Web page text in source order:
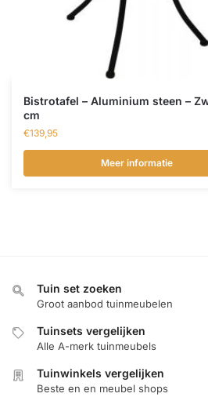
Bistrotafel – Aluminium steen –
cm
€139,95
Meer informatie
Tuin set zoeken
Groot aanbod tuinmeubelen
Tuinsets vergelijken
Alle A-merk tuinmeubels
Tuinwinkels vergelijken
Beste en en meubel shops